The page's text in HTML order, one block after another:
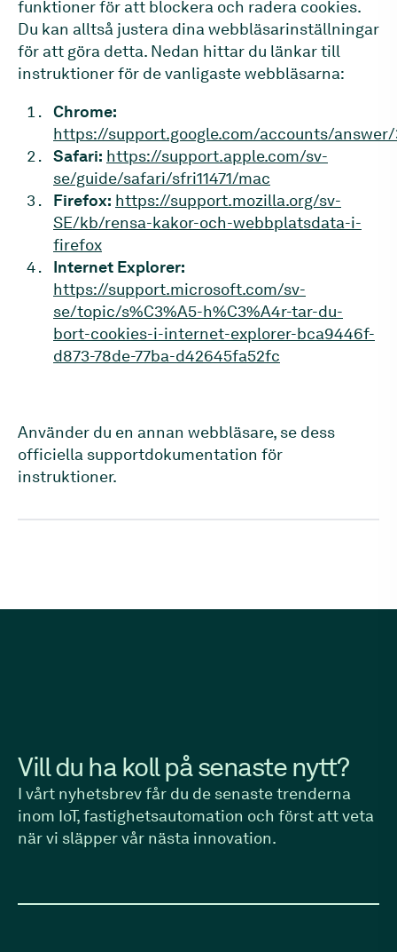
funktioner för att blockera och radera cookies.
Du kan alltså justera dina webbläsarinställningar
för att göra detta. Nedan hittar du länkar till
instruktioner för de vanligaste webbläsarna:
Chrome:
https://support.google.com/accounts/
Safari: https://support.apple.com/sv-
se/guide/safari/sfri11471/mac
Firefox: https://support.mozilla.org/sv-
SE/kb/rensa-kakor-och-webbplatsdata-i-
firefox
Internet Explorer:
https://support.microsoft.com/sv-
se/topic/s%C3%A5-h%C3%A4r-tar-du-
bort-cookies-i-internet-explorer-bca9446f-
d873-78de-77ba-d42645fa52fc
Använder du en annan webbläsare, se dess
officiella supportdokumentation för
instruktioner.
Vill du ha koll på senaste nytt?
I vårt nyhetsbrev får du de senaste trenderna
inom IoT, fastighets­automation och först att veta
när vi släpper vår nästa innovation.